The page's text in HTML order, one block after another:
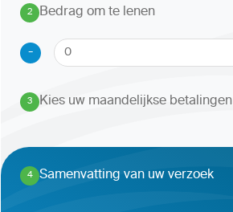
2
.
Bedrag om te lenen
-
3
. Kies uw maandelijkse betalingen
4
. Samenvatting van uw verzoek